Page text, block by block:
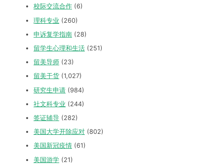
校际交流合作 (6)
理科专业 (260)
申诉复学指南 (28)
留学生心理和生活 (251)
留美导师 (23)
留美干货 (1,027)
研究生申请 (984)
社文科专业 (244)
签证辅导 (282)
美国大学开除应对 (802)
美国新冠疫情 (61)
美国游学 (21)